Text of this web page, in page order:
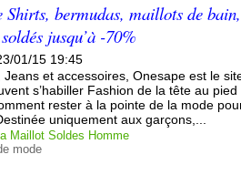
Shirts, bermudas, maillots de bain,
jusqu’à -70%
01/15 19:45
Jeans et accessoires, Onesape est le
s’habiller Fashion de la tête au pied
rester à la pointe de la mode
uniquement aux garçons,...
Maillot Soldes Homme
mode